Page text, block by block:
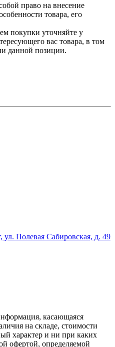
право на внесение
товара, его
покупки уточняйте у
вас товара, в том
данной позиции.
ул. Полевая Сабировская, д. 49
касающаяся
на складе, стоимости
характер и ни при каких
офертой, определяемой